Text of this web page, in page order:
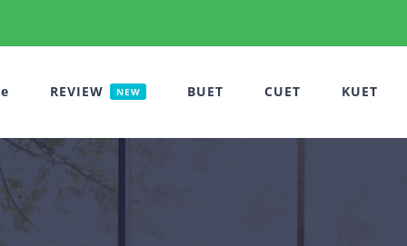
REVIEW NEW BUET CUET KUET